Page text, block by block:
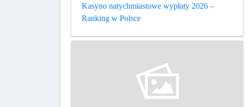
Kasyno natychmiastowe wypłaty 2026 –
Ranking w Polsce